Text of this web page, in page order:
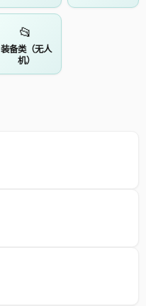
📂
装备类（无人
机）